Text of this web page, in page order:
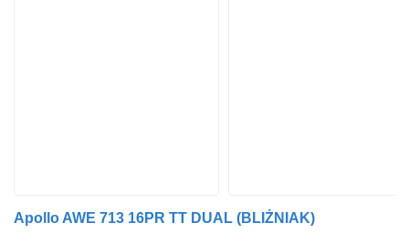
Apollo AWE 713 16PR TT DUAL (BLIŹNIAK)